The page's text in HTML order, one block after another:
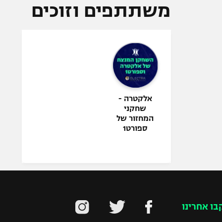
משתתפים וזוכים
אלקטרה -
שחקני
המחזור של
ספורט1
אחרינו